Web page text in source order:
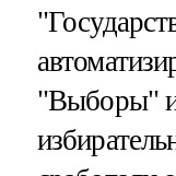
"Выборы"